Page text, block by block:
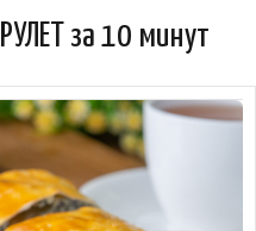
за 10 минут